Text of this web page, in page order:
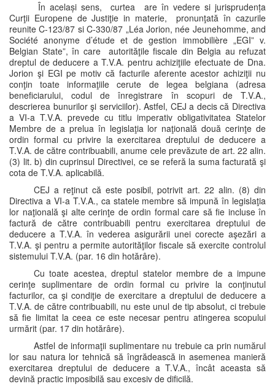
În același sens, curtea are în vedere si jurisprudența
Curţii Europene de Justiţie in materie, pronunţată în cazurile
reunite C-123/87 si C-330/87 „Léa Jorion, née Jeunehomme, and
Société anonyme d’étude et de gestion immobilière „EGI” v.
Belgian State”, în care autorităţile fiscale din Belgia au refuzat
dreptul de deducere a T.V.A. pentru achiziţiile efectuate de Dna.
Jorion şi EGI pe motiv că facturile aferente acestor achiziţii nu
conţin toate informaţiile cerute de legea belgiana (adresa
beneficiarului, codul de înregistrare în scopuri de T.V.A.,
descrierea bunurilor şi serviciilor). Astfel, CEJ a decis că Directiva
a VI-a T.V.A. prevede cu titlu imperativ obligativitatea Statelor
Membre de a prelua în legislaţia lor naţională două cerinţe de
ordin formal cu privire la exercitarea dreptului de deducere a
T.V.A. de către contribuabili, anume cele prevăzute de art. 22 alin.
(3) lit. b) din cuprinsul Directivei, ce se referă la suma facturată şi
cota de T.V.A. aplicabilă.
CEJ a reţinut că este posibil, potrivit art. 22 alin. (8) din
Directiva a VI-a T.V.A., ca statele membre să impună în legislaţia
lor naţională şi alte cerinţe de ordin formal care să fie incluse în
factură de către contribuabili pentru exercitarea dreptului de
deducere a T.V.A. în vederea asigurării unei corecte aşezări a
T.V.A. şi pentru a permite autorităţilor fiscale să exercite controlul
sistemului T.V.A. (par. 16 din hotărâre).
Cu toate acestea, dreptul statelor membre de a impune
cerinţe suplimentare de ordin formal cu privire la conţinutul
facturilor, ca şi condiţie de exercitare a dreptului de deducere a
T.V.A. de către contribuabili, nu este unul de tip absolut, ci trebuie
să fie limitat la ceea ce este necesar pentru atingerea scopului
urmărit (par. 17 din hotărâre).
Astfel de informaţii suplimentare nu trebuie ca prin numărul
lor sau natura lor tehnică să îngrădească in asemenea manieră
exercitarea dreptului de deducere a T.V.A., încât aceasta să
devină practic imposibilă sau excesiv de dificilă.